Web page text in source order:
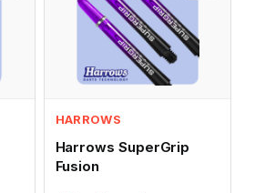
HARROWS
Harrows SuperGrip
Fusion